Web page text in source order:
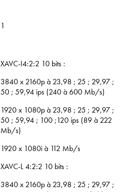
1
XAVC-I4:2:2 10 bits :
3840 x 2160p à 23,98 ; 25 ; 29,97 ;
50 ; 59,94 ips (240 à 600 Mb/s)
1920 x 1080p à 23,98 ; 25 ; 29,97 ;
50 ; 59,94 ; 100 ;120 ips (89 à 222
Mb/s)
1920 x 1080i à 112 Mb/s
XAVC-L 4:2:2 10 bits :
3840 x 2160p à 23,98 ; 25 ; 29,97 ;